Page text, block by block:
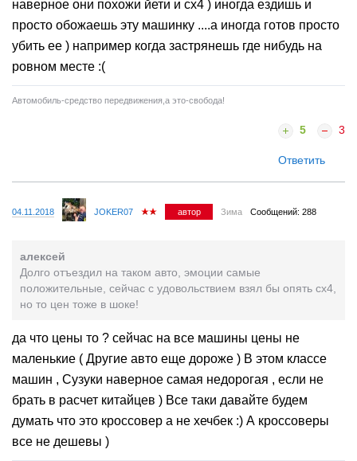
наверное они похожи йети и сх4 ) иногда ездишь и
просто обожаешь эту машинку ....а иногда готов просто
убить ее ) например когда застрянешь где нибудь на
ровном месте :(
Автомобиль-средство передвижения,а это-свобода!
5 3
Ответить
04.11.2018 JOKER07 автор Зима Сообщений: 288
алексей
Долго отъездил на таком авто, эмоции самые
положительные, сейчас с удовольствием взял бы опять сх4,
но то цен тоже в шоке!
да что цены то ? сейчас на все машины цены не
маленькие ( Другие авто еще дороже ) В этом классе
машин , Сузуки наверное самая недорогая , если не
брать в расчет китайцев ) Все таки давайте будем
думать что это кроссовер а не хечбек :) А кроссоверы
все не дешевы )